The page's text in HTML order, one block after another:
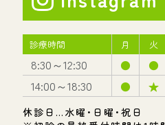
と歯科診療所です🌟
噛むことの効果」について
いただきました。
いよ～という方は…